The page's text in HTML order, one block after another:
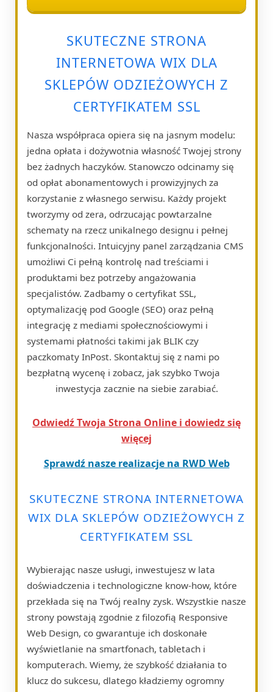
SKUTECZNE STRONA
INTERNETOWA WIX DLA
SKLEPÓW ODZIEŻOWYCH Z
CERTYFIKATEM SSL
Nasza współpraca opiera się na jasnym modelu:
jedna opłata i dożywotnia własność Twojej strony
bez żadnych haczyków. Stanowczo odcinamy się
od opłat abonamentowych i prowizyjnych za
korzystanie z własnego serwisu. Każdy projekt
tworzymy od zera, odrzucając powtarzalne
schematy na rzecz unikalnego designu i pełnej
funkcjonalności. Intuicyjny panel zarządzania CMS
umożliwi Ci pełną kontrolę nad treściami i
produktami bez potrzeby angażowania
specjalistów. Zadbamy o certyfikat SSL,
optymalizację pod Google (SEO) oraz pełną
integrację z mediami społecznościowymi i
systemami płatności takimi jak BLIK czy
paczkomaty InPost. Skontaktuj się z nami po
bezpłatną wycenę i zobacz, jak szybko Twoja
inwestycja zacznie na siebie zarabiać.
Odwiedź Twoja Strona Online i dowiedz się
więcej
Sprawdź nasze realizacje na RWD Web
SKUTECZNE STRONA INTERNETOWA
WIX DLA SKLEPÓW ODZIEŻOWYCH Z
CERTYFIKATEM SSL
Wybierając nasze usługi, inwestujesz w lata
doświadczenia i technologiczne know-how, które
przekłada się na Twój realny zysk. Wszystkie nasze
strony powstają zgodnie z filozofią Responsive
Web Design, co gwarantuje ich doskonałe
wyświetlanie na smartfonach, tabletach i
komputerach. Wiemy, że szybkość działania to
klucz do sukcesu, dlatego kładziemy ogromny